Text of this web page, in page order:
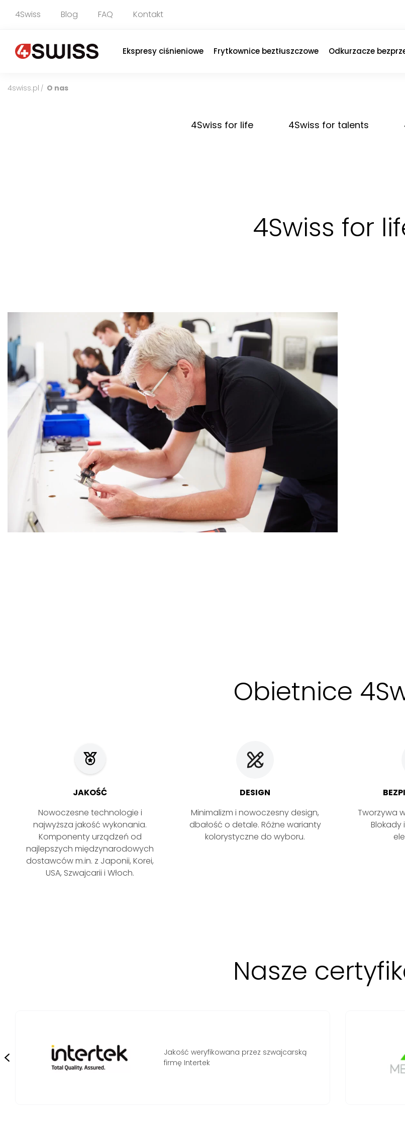
4Swiss Blog FAQ Kontakt
Ekspresy ciśnieniowe Frytkownice beztłuszczowe Odkurzacze
4swiss.pl / O nas
4Swiss for life 4Swiss for talents
4Swiss for
Obietnice
JAKOŚĆ
Nowoczesne technologie i
najwyższa jakość wykonania.
Komponenty urządzeń od
najlepszych międzynarodowych
dostawców m.in. z Japonii, Korei,
USA, Szwajcarii i Włoch.
DESIGN
Minimalizm i nowoczesny design,
dbałość o detale. Różne warianty
kolorystyczne do wyboru.
Tworzywa
Blokady
Nasze
Bezpieczeństwo produktów
potwierdzone przez firmę MedFood